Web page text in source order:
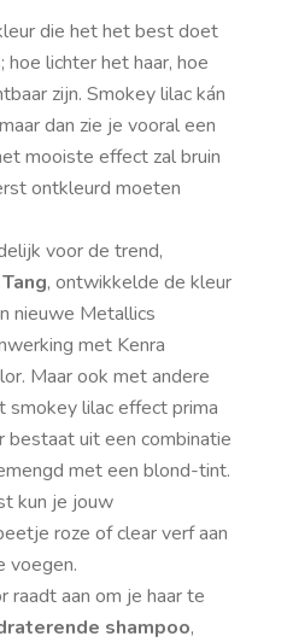
die het het best doet
; hoe lichter het haar, hoe
zijn. Smokey lilac kán
dan zie je vooral een
mooiste effect zal bruin
ontkleurd moeten
voor de trend,
, ontwikkelde de kleur
nieuwe Metallics
met Kenra
Maar ook met andere
smokey lilac effect prima
bestaat uit een combinatie
met een blond-tint.
kun je jouw
roze ofclearverf aan
voegen.
raadt aan om je haar te
shampoo,